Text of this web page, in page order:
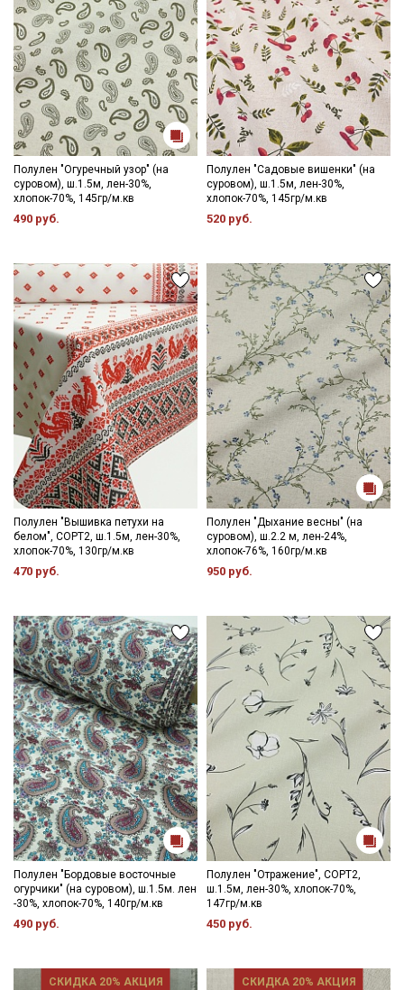
Полулен "Огуречный узор" (на
суровом), ш.1.5м, лен-30%,
хлопок-70%, 145гр/м.кв
490 руб.
Полулен "Садовые вишенки" (на
суровом), ш.1.5м, лен-30%,
хлопок-70%, 145гр/м.кв
520 руб.
Полулен "Вышивка петухи на
белом", СОРТ2, ш.1.5м, лен-30%,
хлопок-70%, 130гр/м.кв
470 руб.
Полулен "Дыхание весны" (на
суровом), ш.2.2 м, лен-24%,
хлопок-76%, 160гр/м.кв
950 руб.
Полулен "Бордовые восточные
огурчики" (на суровом), ш.1.5м. лен
-30%, хлопок-70%, 140гр/м.кв
490 руб.
Полулен "Отражение", СОРТ2,
ш.1.5м, лен-30%, хлопок-70%,
147гр/м.кв
450 руб.
СКИДКА 20% АКЦИЯ СКИДКА 20% АКЦИЯ